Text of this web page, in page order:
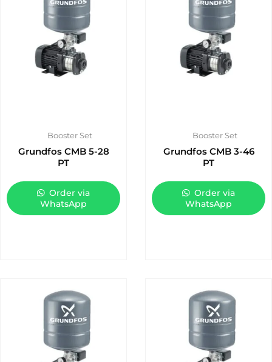
Booster Set
Grundfos CMB 5-28
PT
Order via
WhatsApp
Booster Set
Grundfos CMB 3-46
PT
Order via
WhatsApp